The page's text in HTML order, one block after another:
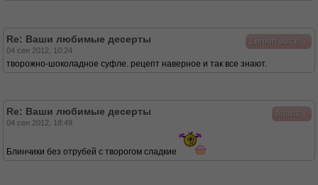
Lemon Juice
Re: Ваши любимые десерты
04 сен 2012, 10:24
творожно-шоколадное суфле. рецепт наверное и так все знают.
felaris
Re: Ваши любимые десерты
04 сен 2012, 18:49
Блинчики без отрубей с творогом сладкие